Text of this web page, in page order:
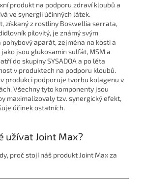
produkt na podporu zdraví kloubů a
ve synergii účinných látek.
získaný z rostliny Boswellia serrata,
pilovitý, je známý svým
pohybový aparát, zejména na kosti a
jsou glukosamin sulfát, MSM a
do skupiny SYSADOA a po léta
v produktech na podporu kloubů.
produkci podporuje tvorbu kolagenu v
Všechny tyto komponenty jsou
maximalizovaly tzv. synergický efekt,
účinek ostatních.
užívat Joint Max?
proč stojí náš produkt Joint Max za